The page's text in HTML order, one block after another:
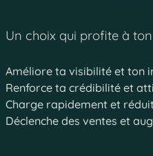
Un choix qui profite à
Améliore ta visibilité et ton
Renforce ta crédibilité et
Charge rapidement et
Déclenche des ventes et